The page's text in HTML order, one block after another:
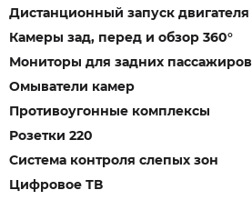
Дистанционный запуск двигателя
Камеры зад, перед и обзор 360°
Мониторы для задних пассажиров
Омыватели камер
Противоугонные комплексы
Розетки 220
Система контроля слепых зон
Цифровое ТВ